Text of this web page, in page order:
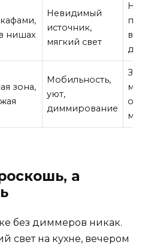
нишах
Невидимый
источник,
мягкий свет
зона,
Мобильность,
уют,
диммирование
а
без диммеров никак.
свет на кухне, вечером